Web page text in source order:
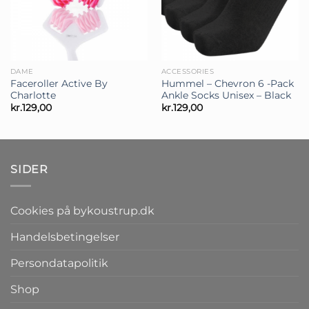
DAME
Faceroller Active By
Charlotte
kr.129,00
ACCESSORIES
Hummel – Chevron 6 -Pack
Ankle Socks Unisex – Black
kr.129,00
SIDER
Cookies på bykoustrup.dk
Handelsbetingelser
Persondatapolitik
Shop